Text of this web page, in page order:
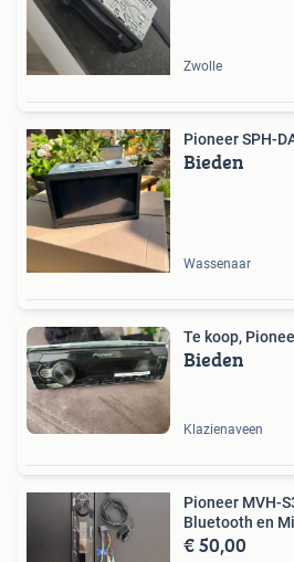
Zwolle
Pioneer SPH-
Bieden
Wassenaar
Te koop,
Bieden
Klazienaveen
Pioneer MVH-
Bluetooth en
€ 50,00